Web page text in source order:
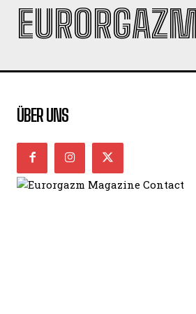
ÜBER UNS